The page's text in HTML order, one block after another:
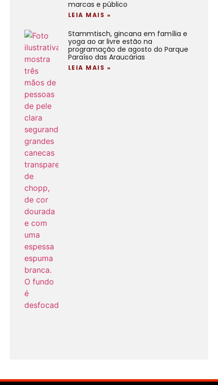
marcas e público
LEIA MAIS »
Stammtisch, gincana em família e
yoga ao ar livre estão na
programação de agosto do Parque
Paraíso das Araucárias
LEIA MAIS »